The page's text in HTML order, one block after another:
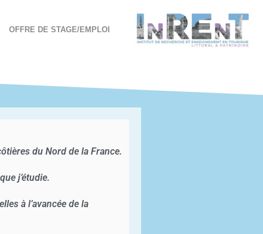
OFFRE DE STAGE/EMPLOI
du Nord de la France.
j’étudie.
à l’avancée de la